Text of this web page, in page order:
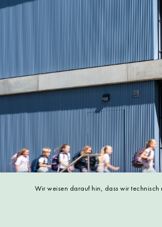
Wir weisen darauf hin, dass wir